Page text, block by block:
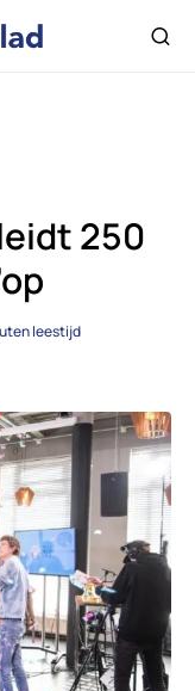
250
leestijd